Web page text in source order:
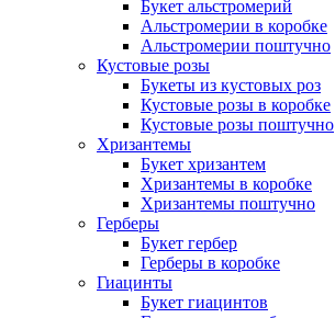
Букет альстромерий
Альстромерии в коробке
Альстромерии поштучно
Кустовые розы
Букеты из кустовых роз
Кустовые розы в коробке
Кустовые розы поштучно
Хризантемы
Букет хризантем
Хризантемы в коробке
Хризантемы поштучно
Герберы
Букет гербер
Герберы в коробке
Гиацинты
Букет гиацинтов